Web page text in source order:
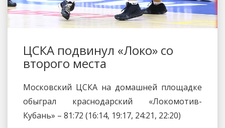
ЦСКА подвинул «Локо» со
второго места
Московский ЦСКА на домашней площадке
обыграл краснодарский «Локомотив-
Кубань» – 81:72 (16:14, 19:17, 24:21, 22:20)